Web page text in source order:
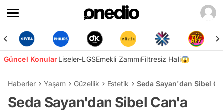
Güncel KonularLiseler-LGSEmekli ZammıFiltresiz Hali😱
Haberler Yaşam Güzellik Estetik Seda Sayan'dan Sibel
Seda Sayan'dan Sibel Can'a